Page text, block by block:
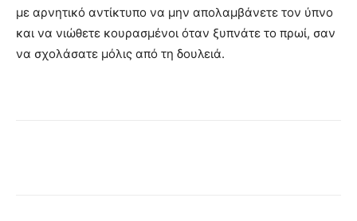
με αρνητικό αντίκτυπο να μην απολαμβάνετε τον ύπνο
και να νιώθετε κουρασμένοι όταν ξυπνάτε το πρωί, σαν
να σχολάσατε μόλις από τη δουλειά.